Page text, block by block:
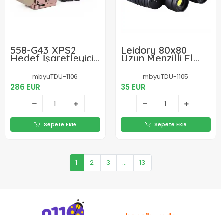
558-G43 XPS2
Hedef İşaretleyici
Red Dot -
Holografik
Nişangâh, 5x
Büyütmeli Set Çöl
mbyuTDU-1106
286 EUR
Sepete Ekle
Leidory 80x80
Uzun Menzilli El
Dürbünü
mbyuTDU-1105
35 EUR
Sepete Ekle
1 2 3 ... 13